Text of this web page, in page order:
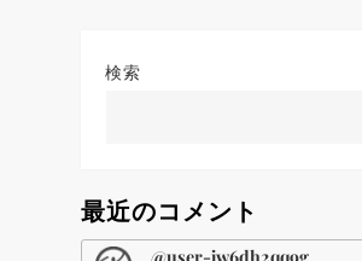
検索
最近のコメント
@user-jw6dh2qq9g